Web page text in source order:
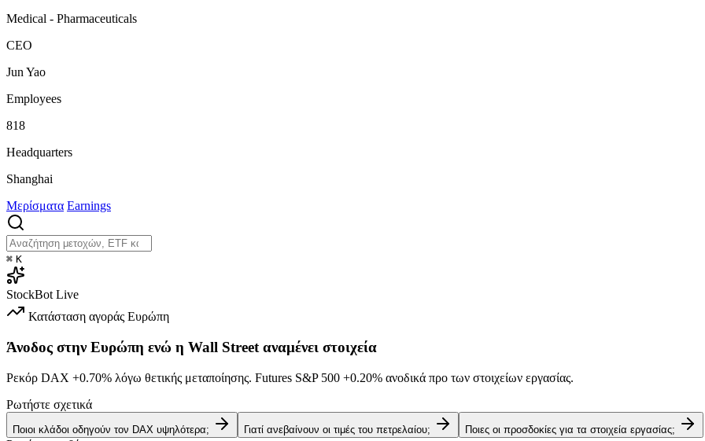
Medical - Pharmaceuticals
CEO
Jun Yao
Employees
818
Headquarters
Shanghai
Μερίσματα Earnings
⌘ K
StockBot Live
Κατάσταση αγοράς Ευρώπη
Άνοδος στην Ευρώπη ενώ η Wall Street αναμένει στοιχεία
Ρεκόρ DAX +0.70% λόγω θετικής μεταποίησης. Futures S&P 500 +0.20% ανοδικά προ των στοιχείων εργασίας.
Ρωτήστε σχετικά
Ποιοι κλάδοι οδηγούν τον DAX υψηλότερα; Γιατί ανεβαίνουν οι τιμές του πετρελαίου; Ποιες οι προσδοκίες για τα στοιχεία εργασίας;